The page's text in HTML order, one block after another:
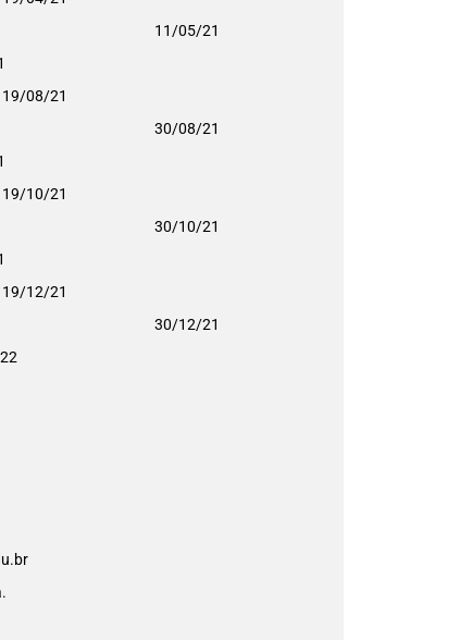
11/05/21
19/08/21
30/08/21
19/10/21
30/10/21
19/12/21
30/12/21